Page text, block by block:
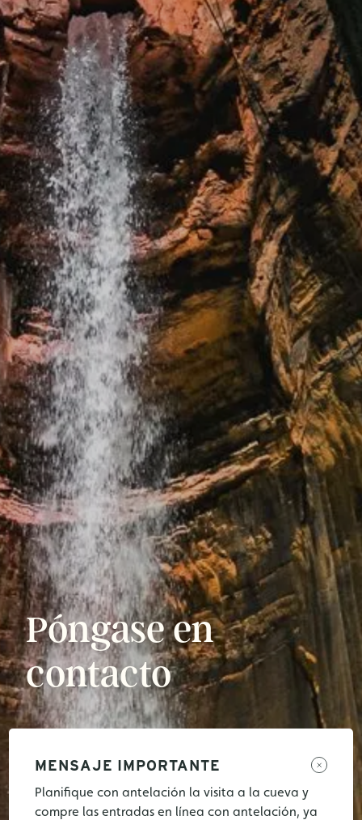
Póngaseen
contacto
MENSAJE IMPORTANTE
Planifique con antelación la visita a la cueva y
compre las entradas en línea con antelación, ya